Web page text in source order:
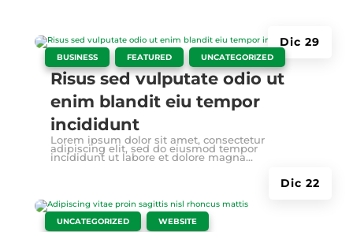
Dic 29
Risus sed vulputate odio ut
enim blandit eiu tempor
incididunt
Dic 22
BUSINESS FEATURED UNCATEGORIZED
Lorem ipsum dolor sit amet, consectetur
adipiscing elit, sed do eiusmod tempor
incididunt ut labore et dolore magna...
UNCATEGORIZED WEBSITE